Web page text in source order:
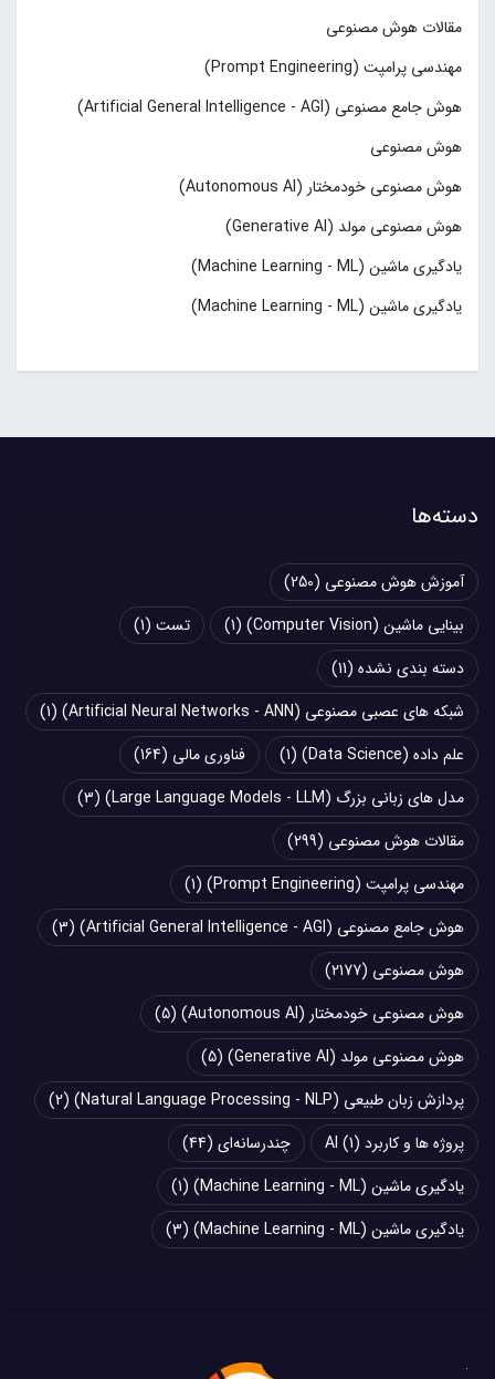
مقالات هوش مصنوعی
مهندسی پرامپت (Prompt Engineering)
هوش جامع مصنوعی (Artificial General Intelligence - AGI)
هوش مصنوعی
هوش مصنوعی خودمختار (Autonomous AI)
هوش مصنوعی مولد (Generative AI)
یادگیری ماشین (Machine Learning - ML)
یادگیری ماشین (Machine Learning - ML)
دسته‌ها
آموزش هوش مصنوعی (250)
بینایی ماشین (Computer Vision)
(1) تست (1)
دسته بندی نشده (11)
شبکه های عصبی مصنوعی (Artificial Neural Networks - ANN)
(1)
علم داده (Data Science)
(1) فناوری مالی (164)
مدل های زبانی بزرگ (Large Language Models - LLM)
(3)
مقالات هوش مصنوعی (299)
مهندسی پرامپت (Prompt Engineering)
(1)
هوش جامع مصنوعی (Artificial General Intelligence - AGI)
(3)
هوش مصنوعی (2177)
هوش مصنوعی خودمختار (Autonomous AI)
(5)
هوش مصنوعی مولد (Generative AI)
(5)
پردازش زبان طبیعی (Natural Language Processing - NLP)
(2)
پروژه ها و کاربرد AI (1) چند‌‌رسانه‌ای (44)
یادگیری ماشین (Machine Learning - ML)
(1)
یادگیری ماشین (Machine Learning - ML)
(3)